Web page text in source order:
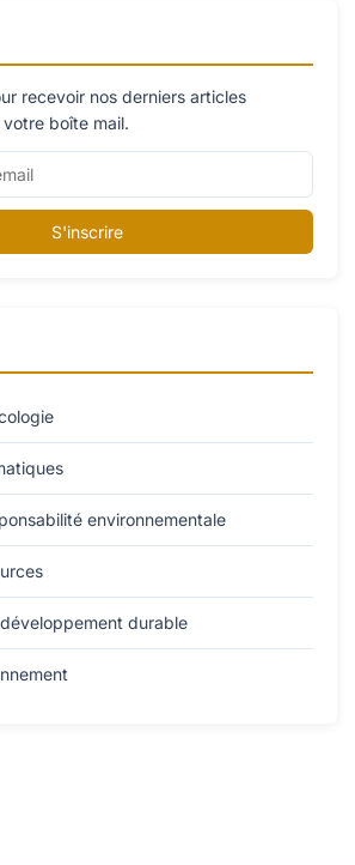
recevoir nos derniers articles
boîte mail.
S'inscrire
environnementale
durable